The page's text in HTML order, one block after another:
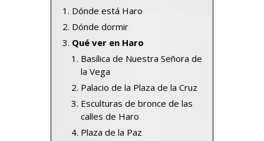
Dónde está Haro
Dónde dormir
Qué ver en Haro
Basílica de Nuestra Señora de
la Vega
Palacio de la Plaza de la Cruz
Esculturas de bronce de las
calles de Haro
Plaza de la Paz